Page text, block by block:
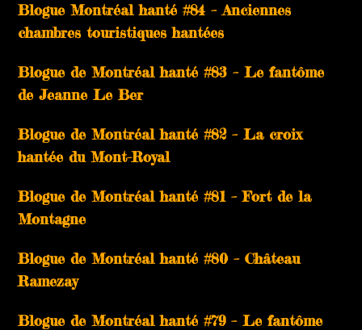
Blogue Montréal hanté #84 – Anciennes
chambres touristiques hantées
Blogue de Montréal hanté #83 – Le fantôme
de Jeanne Le Ber
Blogue de Montréal hanté #82 – La croix
hantée du Mont-Royal
Blogue de Montréal hanté #81 – Fort de la
Montagne
Blogue de Montréal hanté #80 – Château
Ramezay
Blogue de Montréal hanté #79 – Le fantôme